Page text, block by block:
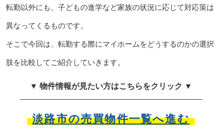
転勤以外にも、子どもの進学など家族の状況に応じて対応策は
異なってくるものです。
そこで今回は、転勤する際にマイホームをどうするのかの選択
肢を比較してご紹介していきます。
▼ 物件情報が見たい方はこちらをクリック ▼
淡路市の売買物件一覧へ進む